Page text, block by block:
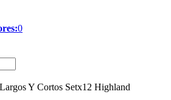
0
Y Cortos Setx12 Highland